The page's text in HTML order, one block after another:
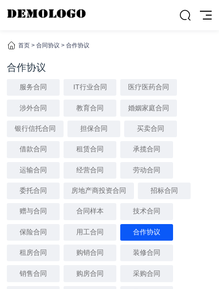
首页 > 合同协议 > 合作协议
合作协议
服务合同 IT行业合同 医疗医药合同
涉外合同 教育合同 婚姻家庭合同
银行信托合同 担保合同 买卖合同
借款合同 租赁合同 承揽合同
运输合同 经营合同 劳动合同
委托合同 房地产商投资合同 招标合同
赠与合同 合同样本 技术合同
保险合同 用工合同 合作协议
租房合同 购销合同 装修合同
销售合同 购房合同 采购合同